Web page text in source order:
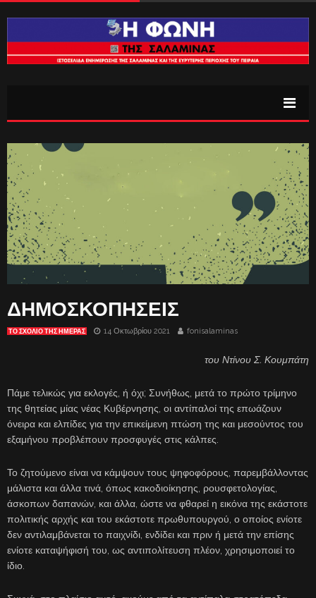
ΔΗΜΟΣΚΟΠΗΣΕΙΣ
ΤΟ ΣΧΌΛΙΟ ΤΗΣ ΗΜΈΡΑΣ 14 Οκτωβρίου 2021 fonisalaminas
του Ντίνου Σ. Κουμπάτη
Πάμε τελικώς για εκλογές, ή όχι; Συνήθως, μετά το πρώτο τρίμηνο
της θητείας μίας νέας Κυβέρνησης, οι αντίπαλοί της επωάζουν
όνειρα και ελπίδες για την επικείμενη πτώση της και μεσούντος του
εξαμήνου προβλέπουν προσφυγές στις κάλπες.
Το ζητούμενο είναι να κάμψουν τους ψηφοφόρους, παρεμβάλλοντας
μάλιστα και άλλα τινά, όπως κακοδιοίκησης, ρουσφετολογίας,
άσκοπων δαπανών, και άλλα, ώστε να φθαρεί η εικόνα της εκάστοτε
πολιτικής αρχής και του εκάστοτε πρωθυπουργού, ο οποίος ενίοτε
δεν αντιλαμβάνεται το παιχνίδι, ενδίδει και πριν ή μετά την επίσης
ενίοτε καταψήφισή του, ως αντιπολίτευση πλέον, χρησιμοποιεί το
ίδιο.